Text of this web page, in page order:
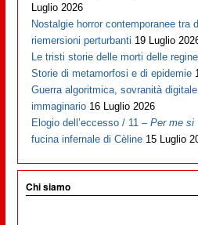
Luglio 2026
Nostalgie horror contemporanee tra
riemersioni perturbanti 19 Luglio
Le tristi storie delle morti delle regine
Storie di metamorfosi e di epidemie
Guerra algoritmica, sovranità
immaginario 16 Luglio 2026
Elogio dell’eccesso / 11 –Per me si
fucina infernale di Cèline 15 Luglio
Chi siamo